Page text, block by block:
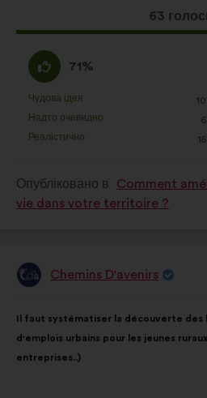
Ця
63
За
:
71%
Чудова ідея
: 10
разів
Надто очевидно
: 6
разів
Реалістично
: 15
разів
Опубліковано в
Comment
vie dans votre territoire ?
ПропозиціяChemins D'avenirs
пропозиції:
Il faut systématiser la découverte des
d'emplois urbains pour les jeunes
entreprises..)
розподілом: